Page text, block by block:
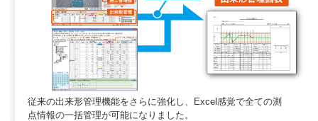
従来の出来形管理機能をさらに強化し、Excel感覚で全ての測
点情報の一括管理が可能になりました。